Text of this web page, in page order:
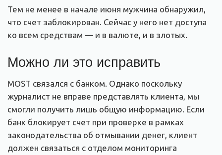
Тем не менее в начале июня мужчина обнаружил,
что счет заблокирован. Сейчас у него нет доступа
ко всем средствам — и в валюте, и в злотых.
Можно ли это исправить
MOST связался с банком. Однако поскольку
журналист не вправе представлять клиента, мы
смогли получить лишь общую информацию. Если
банк блокирует счет при проверке в рамках
законодательства об отмывании денег, клиент
должен связаться с отделом мониторинга